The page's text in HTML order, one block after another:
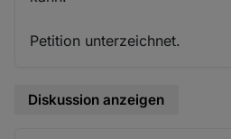
Petition unterzeichnet.
Diskussion anzeigen